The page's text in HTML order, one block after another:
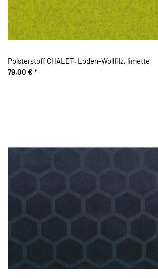
Polsterstoff CHALET, Loden-Wollfilz, limette
79,00 € *